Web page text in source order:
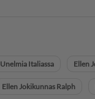
Unelmia Italiassa Ellen
Ellen Jokikunnas Ralph